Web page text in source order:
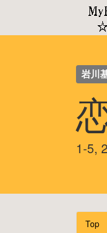
岩川
1-5,
Top